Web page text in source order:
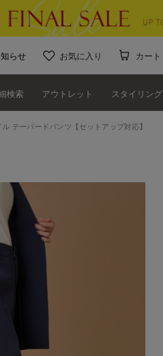
らせ お気に入り カート
検索 アウトレット スタイリング
テーパードパンツ【セットアップ対応】